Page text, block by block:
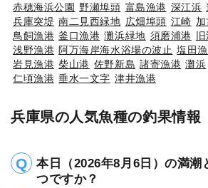
赤穂海浜公園 野瀬埠頭 富島漁港 深江浜
兵庫突堤 南二見西緑地 広畑埠頭 江崎
鳥飼漁港 釜口漁港 灘浜緑地 須磨浦港
浅野漁港 阿万海岸海水浴場の波止 塩田
岩見漁港 柴山港 佐野新島 諸寄漁港 灘浜
仁頃漁港 垂水一文字 津井漁港
兵庫県の人気魚種の釣果情報
本日（2026年8月6日）の満潮
つですか？